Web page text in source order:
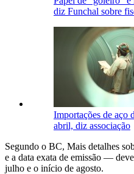
diz Funchal sobre
Importações de aço
abril, diz associação
Segundo o BC, Mais detalhes
e a data exata de emissão —
julho e o início de agosto.